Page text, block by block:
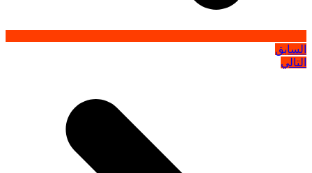
السابق
التالي